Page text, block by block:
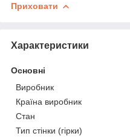
Приховати
Характеристики
Основні
Виробник
Країна виробник
Стан
Тип стінки (гірки)